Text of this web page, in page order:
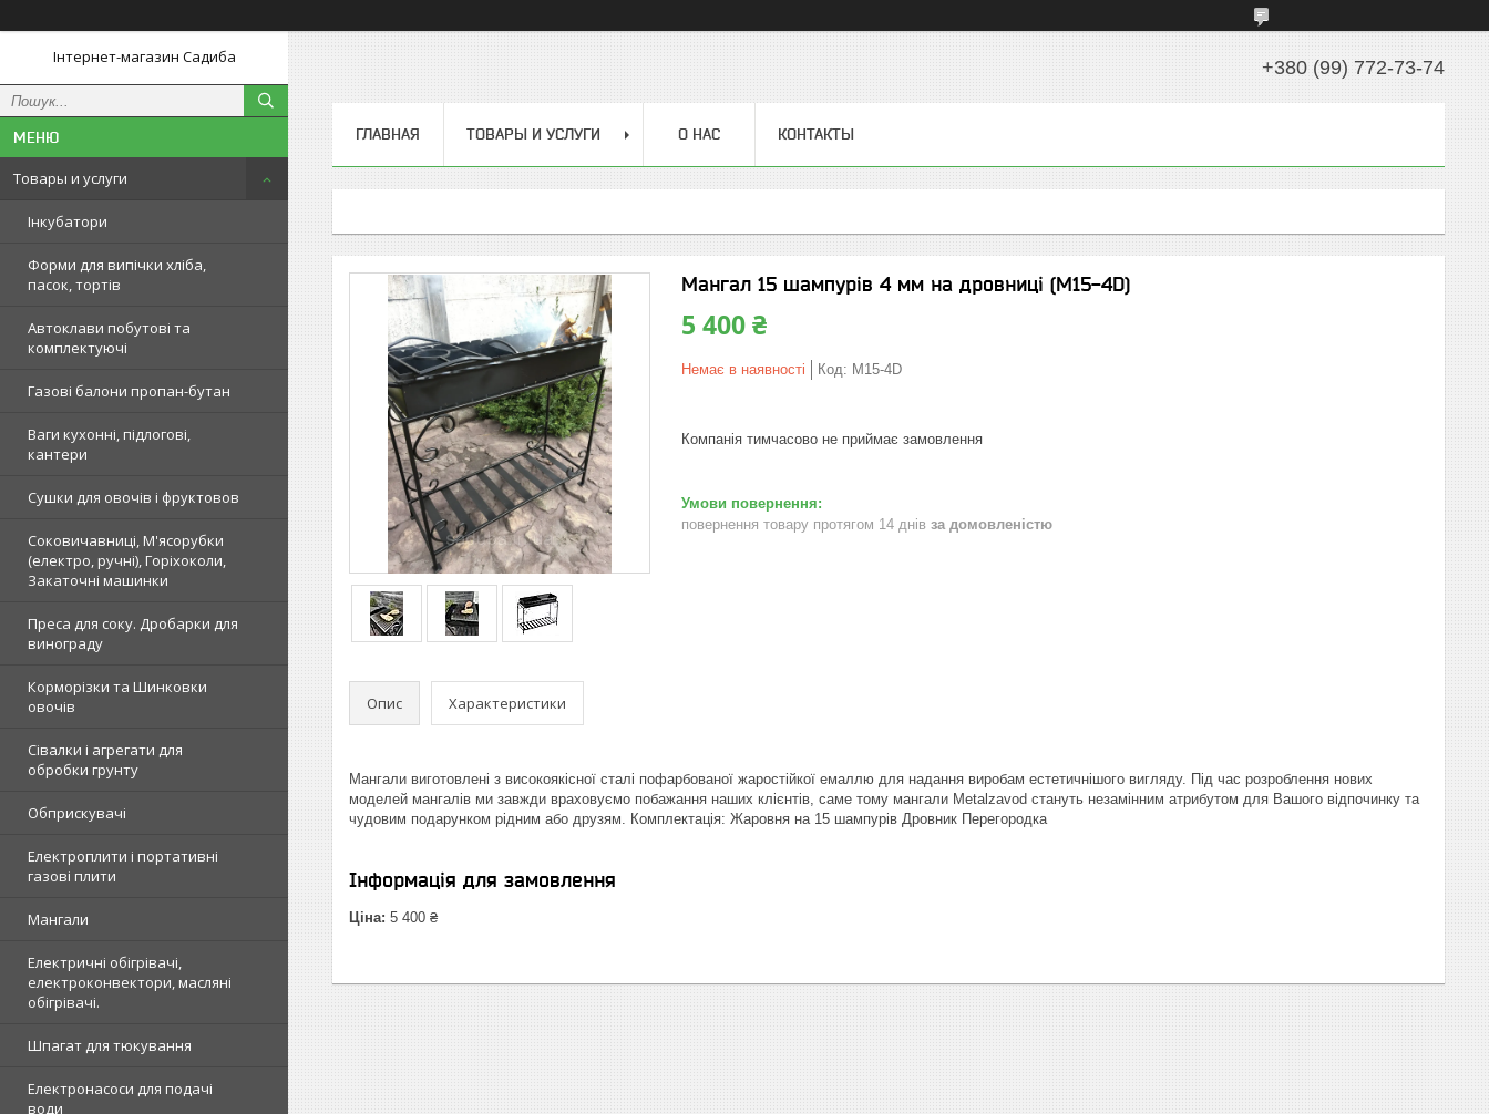
Інтернет-магазин Садиба
Товары и услуги
Інкубатори
Форми для випічки хліба,
пасок, тортів
Автоклави побутові та
комплектуючі
Газові балони пропан-бутан
Ваги кухонні, підлогові,
кантери
Сушки для овочів і фруктовов
Соковичавниці, М'ясорубки
(електро, ручні), Горіхоколи,
Закаточні машинки
Преса для соку. Дробарки для
винограду
Корморізки та Шинковки
овочів
Сівалки і агрегати для
обробки грунту
Обприскувачі
Електроплити і портативні
газові плити
Мангали
Електричні обігрівачі,
електроконвектори, масляні
обігрівачі.
Шпагат для тюкування
Електронасоси для подачі
води
+380 (99) 772-73-74
ГЛАВНАЯ ТОВАРЫ И УСЛУГИ О НАС КОНТАКТЫ
Мангал 15 шампурів 4 мм на дровниці (M15-4D)
5 400 ₴
Немає в наявності Код: М15-4D
Компанія тимчасово не приймає замовлення
повернення товару протягом 14 днів за домовленістю
Опис Характеристики
Мангали виготовлені з високоякісної сталі пофарбованої жаростійкої емаллю для надання виробам естетичнішого вигляду. Під час розроблення нових
моделей мангалів ми завжди враховуємо побажання наших клієнтів, саме тому мангали Metalzavod стануть незамінним атрибутом для Вашого відпочинку та
чудовим подарунком рідним або друзям. Комплектація: Жаровня на 15 шампурів Дровник Перегородка
Інформація для замовлення
Ціна: 5 400 ₴